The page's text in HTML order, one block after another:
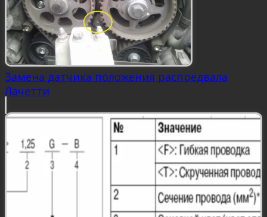
Замена датчика положения распредвала
Лачетти